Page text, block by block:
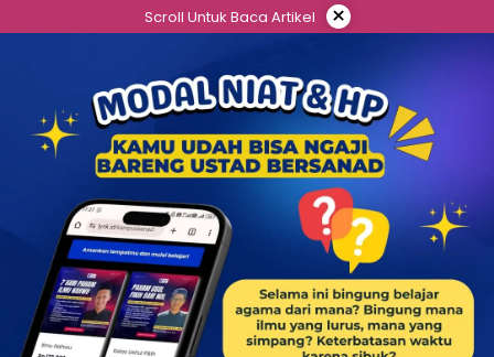
to
Scroll Untuk Baca Artikel ×